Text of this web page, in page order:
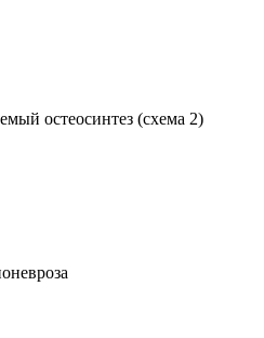
остеосинтез (схема 2)